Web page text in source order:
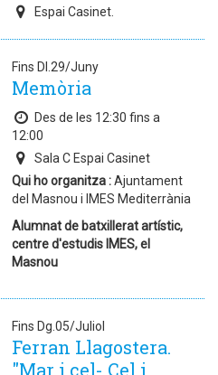
Espai Casinet.
Fins Dl.29/Juny
Memòria
Des de les 12:30 fins a
12:00
Sala C Espai Casinet
Qui ho organitza :Ajuntament
del Masnou i IMES Mediterrània
Alumnat de batxillerat artístic,
centre d'estudis IMES, el
Masnou
Fins Dg.05/Juliol
Ferran Llagostera.
"Mar i cel- Cel i